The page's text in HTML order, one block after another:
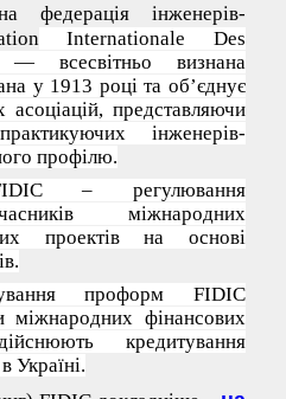
федерація інженерів-
Internationale Des
всесвітньо визнана
у 1913 році та об’єднує
представляючи
інженерів-
профілю.
– регулювання
міжнародних
проектів на основі
проформ FIDIC
міжнародних фінансових
кредитування
Україні.